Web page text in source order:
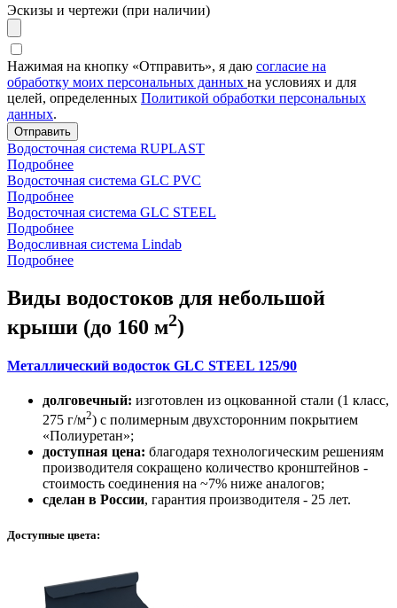
Эскизы и чертежи (при наличии)
Нажимая на кнопку «Отправить», я даю согласие на
обработку моих персональных данных на условиях и для
целей, определенных Политикой обработки персональных
данных.
Отправить
Водосточная система RUPLAST
Подробнее
Водосточная система GLC PVC
Подробнее
Водосточная система GLC STEEL
Подробнее
Водосливная система Lindab
Подробнее
Виды водостоков для небольшой
крыши (до 160 м2)
Металлический водосток GLC STEEL 125/90
долговечный: изготовлен из оцкованной стали (1 класс,
275 г/м2) с полимерным двухсторонним покрытием
«Полиуретан»;
доступная цена: благодаря технологическим решениям
производителя сокращено количество кронштейнов -
стоимость соединения на ~7% ниже аналогов;
сделан в России, гарантия производителя - 25 лет.
Доступные цвета: